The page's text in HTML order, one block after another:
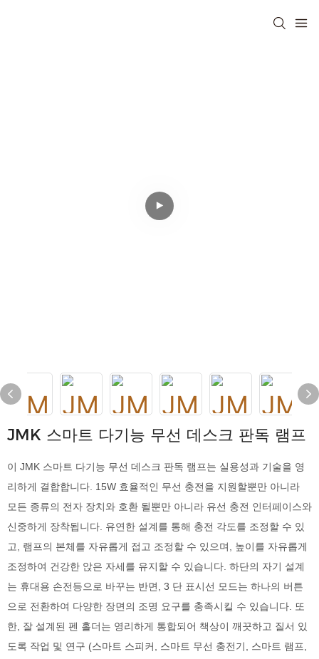
JMK 스마트 다기능 무선 데스크 판독 램프
이 JMK 스마트 다기능 무선 데스크 판독 램프는 실용성과 기술을 영
리하게 결합합니다. 15W 효율적인 무선 충전을 지원할뿐만 아니라
모든 종류의 전자 장치와 호환 될뿐만 아니라 유선 충전 인터페이스와
신중하게 장착됩니다. 유연한 설계를 통해 충전 각도를 조정할 수 있
고, 램프의 본체를 자유롭게 접고 조정할 수 있으며, 높이를 자유롭게
조정하여 건강한 앉은 자세를 유지할 수 있습니다. 하단의 자기 설계
는 휴대용 손전등으로 바꾸는 반면, 3 단 표시선 모드는 하나의 버튼
으로 전환하여 다양한 장면의 조명 요구를 충족시킬 수 있습니다. 또
한, 잘 설계된 펜 홀더는 영리하게 통합되어 책상이 깨끗하고 질서 있
도록 작업 및 연구 (스마트 스피커, 스마트 무선 충전기, 스마트 램프,